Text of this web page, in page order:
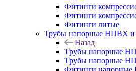
Фитинги
Фитинги
Фитинги литые
Трубы напорные НПВХ и
Назад
Трубы напорные
Трубы напорные